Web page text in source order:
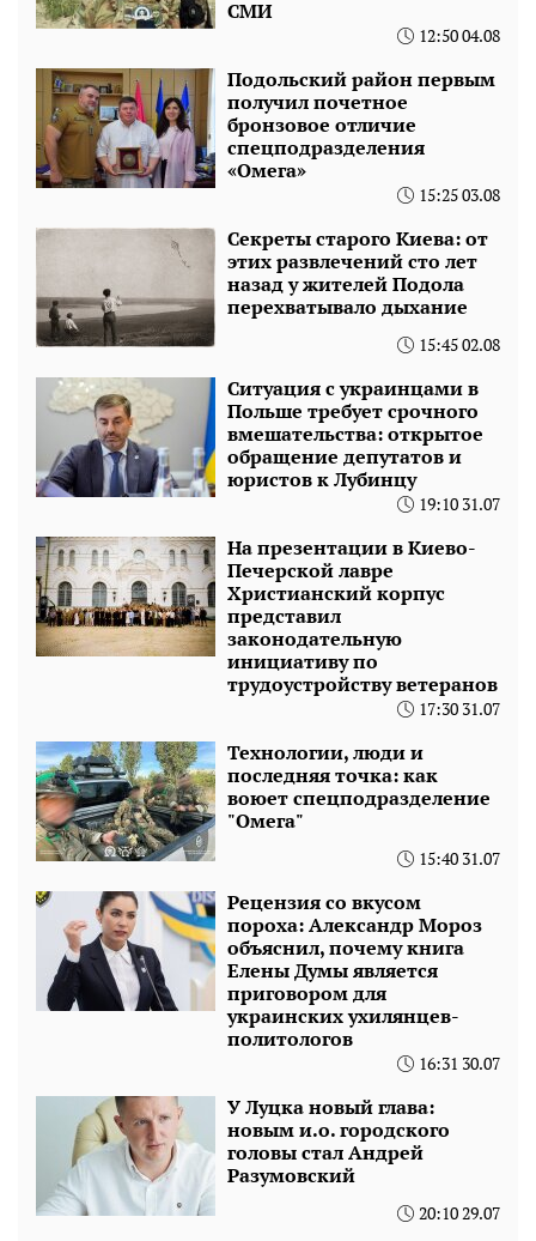
СМИ
12:50 04.08
Подольский район первым
получил почетное
бронзовое отличие
спецподразделения
«Омега»
15:25 03.08
Секреты старого Киева: от
этих развлечений сто лет
назад у жителей Подола
перехватывало дыхание
15:45 02.08
Ситуация с украинцами в
Польше требует срочного
вмешательства: открытое
обращение депутатов и
юристов к Лубинцу
19:10 31.07
На презентации в Киево-
Печерской лавре
Христианский корпус
представил
законодательную
инициативу по
трудоустройству ветеранов
17:30 31.07
Технологии, люди и
последняя точка: как
воюет спецподразделение
"Омега"
15:40 31.07
Рецензия со вкусом
пороха: Александр Мороз
объяснил, почему книга
Елены Думы является
приговором для
украинских ухилянцев-
политологов
16:31 30.07
У Луцка новый глава:
новым и.о. городского
головы стал Андрей
Разумовский
20:10 29.07